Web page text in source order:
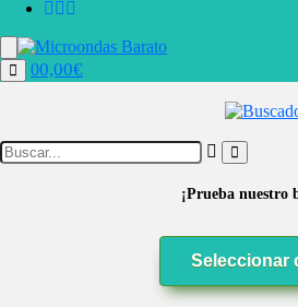
00,00€
¡Prueba nuestro
Seleccionar